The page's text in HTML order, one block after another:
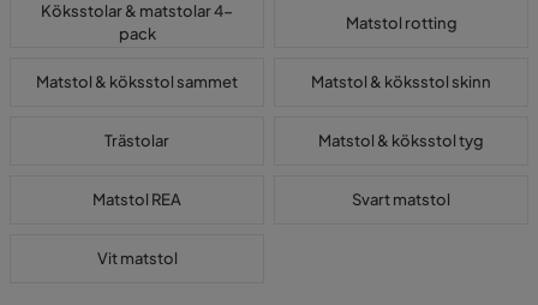
Köksstolar & matstolar 4-
pack
Matstol rotting
Matstol & köksstol sammet Matstol & köksstol skinn
Trästolar Matstol & köksstol tyg
Matstol REA Svart matstol
Vit matstol